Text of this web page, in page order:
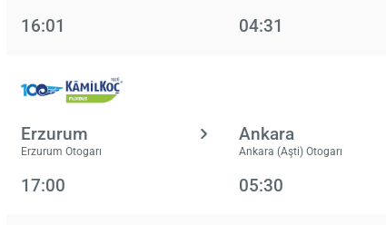
16:01 04:31
Erzurum
Erzurum Otogarı
Ankara
Ankara (Aşti) Otogarı
17:00 05:30